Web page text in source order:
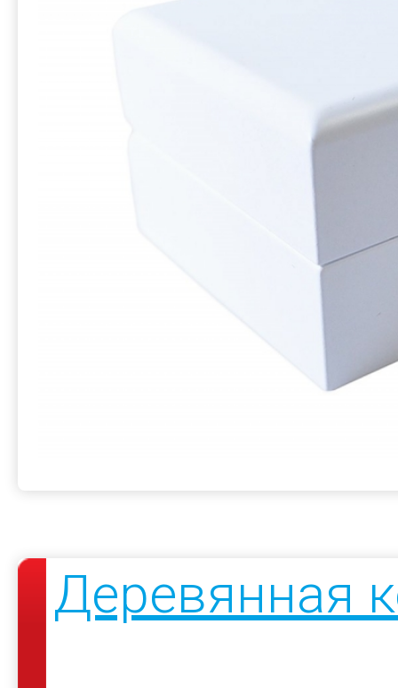
Деревянная